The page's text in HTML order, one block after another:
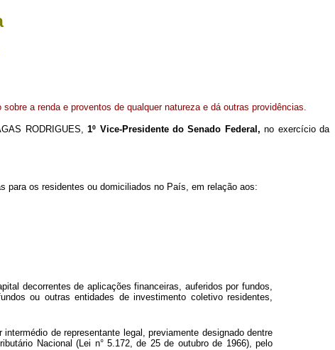
a renda e proventos de qualquer natureza e dá outras providências.
RODRIGUES,1º Vice-Presidente do Senado Federal, no exercício da
para os residentes ou domiciliados no País, em relação aos:
decorrentes de aplicações financeiras, auferidos por fundos,
ou outras entidades de investimento coletivo residentes,
de representante legal, previamente designado dentre
Nacional (Lei n° 5.172, de 25 de outubro de 1966), pelo